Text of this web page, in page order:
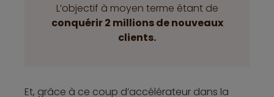
L’objectif à moyen terme étant de
conquérir 2 millions de nouveaux
clients.
Et, grâce à ce coup d’accélérateur dans la